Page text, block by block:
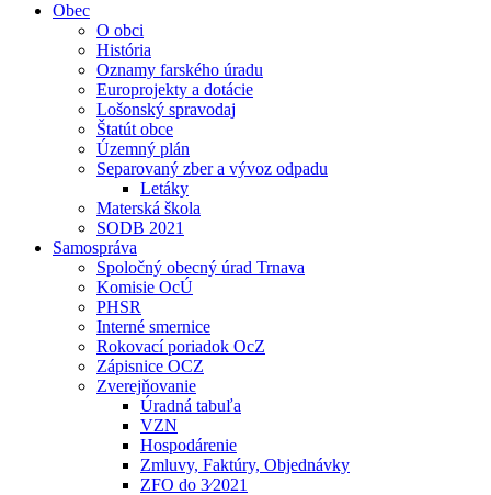
Obec
O obci
História
Oznamy farského úradu
Europrojekty a dotácie
Lošonský spravodaj
Štatút obce
Územný plán
Separovaný zber a vývoz odpadu
Letáky
Materská škola
SODB 2021
Samospráva
Spoločný obecný úrad Trnava
Komisie OcÚ
PHSR
Interné smernice
Rokovací poriadok OcZ
Zápisnice OCZ
Zverejňovanie
Úradná tabuľa
VZN
Hospodárenie
Zmluvy, Faktúry, Objednávky
ZFO do 3⁄2021